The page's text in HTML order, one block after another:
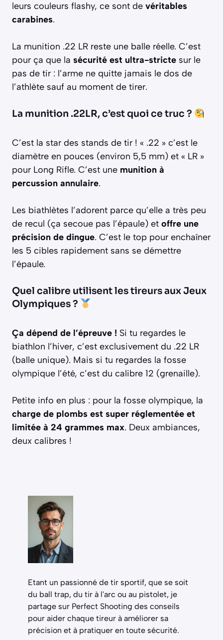
leurs couleurs flashy, ce sont de véritables
carabines.
La munition .22 LR reste une balle réelle. C’est
pour ça que la sécurité est ultra-stricte sur le
pas de tir : l’arme ne quitte jamais le dos de
l’athlète sauf au moment de tirer.
La munition .22LR, c’est quoi ce truc ?
C’est la star des stands de tir ! « .22 » c’est le
diamètre en pouces (environ 5,5 mm) et « LR »
pour Long Rifle. C’est une munition à
percussion annulaire.
Les biathlètes l’adorent parce qu’elle a très peu
de recul (ça secoue pas l’épaule) et offre une
précision de dingue. C’est le top pour enchaîner
les 5 cibles rapidement sans se démettre
l’épaule.
Quel calibre utilisent les tireurs aux Jeux
Olympiques ?
Ça dépend de l’épreuve ! Si tu regardes le
biathlon l’hiver, c’est exclusivement du .22 LR
(balle unique). Mais si tu regardes la fosse
olympique l’été, c’est du calibre 12 (grenaille).
Petite info en plus : pour la fosse olympique, la
charge de plombs est super réglementée et
limitée à 24 grammes max. Deux ambiances,
deux calibres !
Etant un passionné de tir sportif, que se soit
du ball trap, du tir à l'arc ou au pistolet, je
partage sur Perfect Shooting des conseils
pour aider chaque tireur à améliorer sa
précision et à pratiquer en toute sécurité.